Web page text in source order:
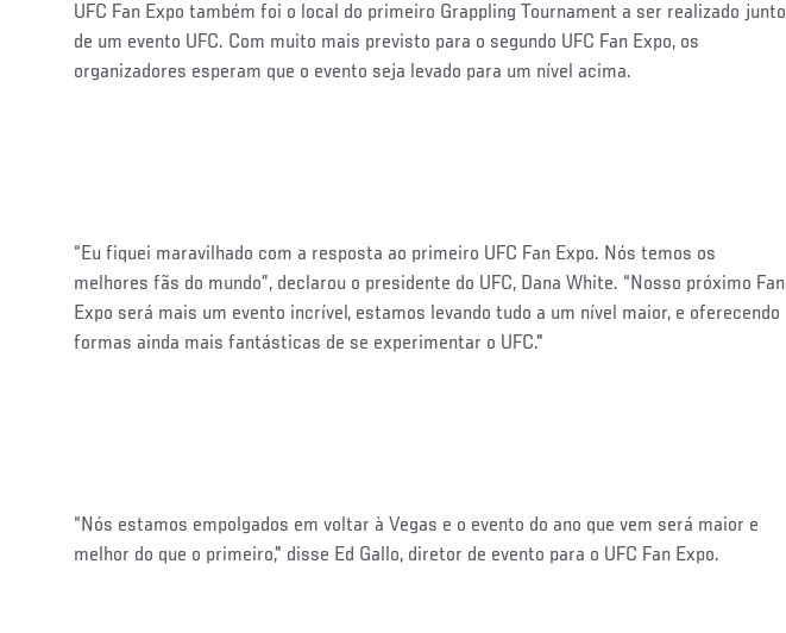
UFC Fan Expo também foi o local do primeiro Grappling Tournament a ser realizado junto
de um evento UFC. Com muito mais previsto para o segundo UFC Fan Expo, os
organizadores esperam que o evento seja levado para um nível acima.
“Eu fiquei maravilhado com a resposta ao primeiro UFC Fan Expo. Nós temos os
melhores fãs do mundo”, declarou o presidente do UFC, Dana White. “Nosso próximo Fan
Expo será mais um evento incrível, estamos levando tudo a um nível maior, e oferecendo
formas ainda mais fantásticas de se experimentar o UFC."
“Nós estamos empolgados em voltar à Vegas e o evento do ano que vem será maior e
melhor do que o primeiro," disse Ed Gallo, diretor de evento para o UFC Fan Expo.